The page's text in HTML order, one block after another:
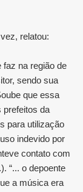
relatou:
faz na região de
sendo sua
que essa
prefeitos da
para utilização
indevido por
contato com
“... o depoente
a música era